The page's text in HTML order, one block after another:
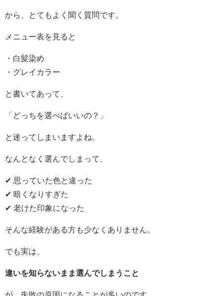
から、とてもよく聞く質問です。
メニュー表を見ると
・白髪染め
・グレイカラー
と書いてあって、
「どっちを選べばいいの？」
と迷ってしまいますよね。
なんとなく選んでしまって、
✔ 思っていた色と違った
✔ 暗くなりすぎた
✔ 老けた印象になった
そんな経験がある方も少なくありません。
でも実は、
違いを知らないまま選んでしまうこと